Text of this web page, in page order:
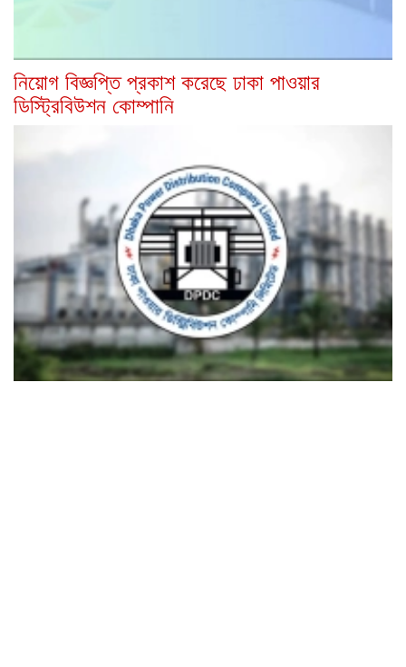
নিয়োগ বিজ্ঞপ্তি প্রকাশ করেছে ঢাকা পাওয়ার
ডিস্ট্রিবিউশন কোম্পানি